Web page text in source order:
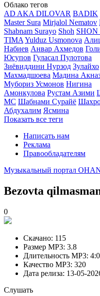
Облако тегов
AD AKA DILOVAR BADIK
Master Sura Mirjalol Nematov
Shabnam Surayo Shoh SHON
TIMA Yulduz Usmonova
Набиев Анвар Ахмедов
Юсупов Гуласал Пулотова
Зиёвиддини Нурзод Зулайхо
Махмадшоева Мадина
Мубориз Усмонов Нигина
Амонкулова Рустам Азими
МС Шабнами Сурайё
Абдухалим Ясмина
Показать все теги
Написать нам
Реклама
Правообладателям
Музыкальный портал
Bezovta
0
Скачано: 115
Размер MP3: 3.8
Длительность MP3:
Качество MP3: 320
Дата релиза: 13-05-
Слушать